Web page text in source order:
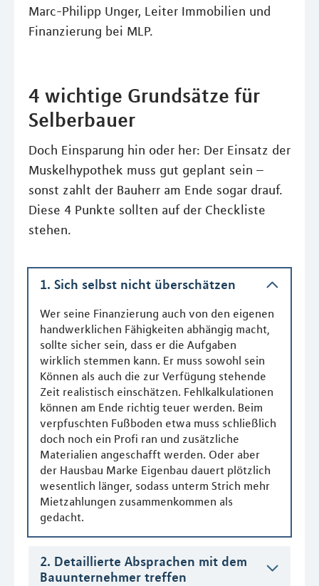
Marc-Philipp Unger, Leiter Immobilien und
Finanzierung bei MLP.
4 wichtige Grundsätze für
Selberbauer
Doch Einsparung hin oder her: Der Einsatz der
Muskelhypothek muss gut geplant sein –
sonst zahlt der Bauherr am Ende sogar drauf.
Diese 4 Punkte sollten auf der Checkliste
stehen.
1. Sich selbst nicht überschätzen
Wer seine Finanzierung auch von den eigenen
handwerklichen Fähigkeiten abhängig macht,
sollte sicher sein, dass er die Aufgaben
wirklich stemmen kann. Er muss sowohl sein
Können als auch die zur Verfügung stehende
Zeit realistisch einschätzen. Fehlkalkulationen
können am Ende richtig teuer werden. Beim
verpfuschten Fußboden etwa muss schließlich
doch noch ein Profi ran und zusätzliche
Materialien angeschafft werden. Oder aber
der Hausbau Marke Eigenbau dauert plötzlich
wesentlich länger, sodass unterm Strich mehr
Mietzahlungen zusammenkommen als
gedacht.
2. Detaillierte Absprachen mit dem
Bauunternehmer treffen